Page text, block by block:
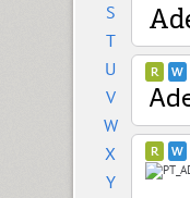
S
T
U
V
W
X
Y